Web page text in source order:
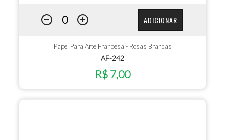
ADICIONAR
Papel Para Arte Francesa - Rosas Brancas
AF-242
R$ 7,00